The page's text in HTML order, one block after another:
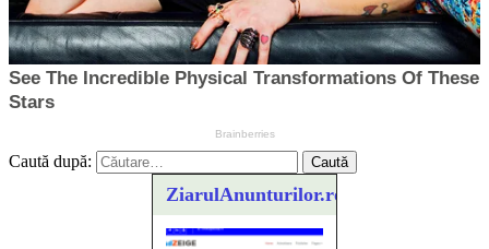
Caută după:
ZiarulAnunturilor.ro